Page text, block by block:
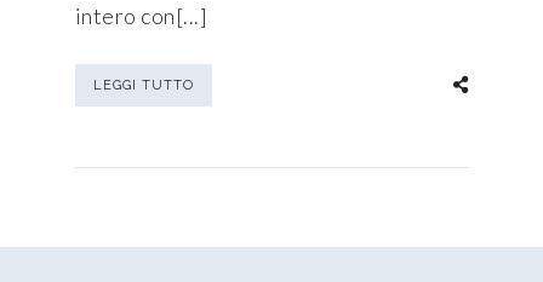
intero con[...]
LEGGI TUTTO